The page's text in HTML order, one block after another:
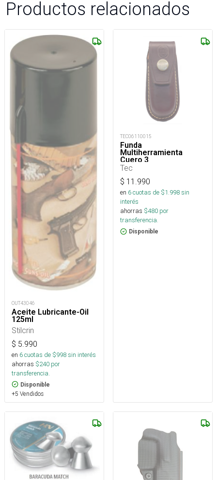
Productos relacionados
OUT43046
Aceite Lubricante-Oil
125ml
Stilcrin
$ 5.990
en 6cuotas de $998sin interés
ahorras $240 por
transferencia.
Disponible
+5 Vendidos
TEC06110015
Funda
Multiherramienta
Cuero 3
Tec
$ 11.990
en 6cuotas de $1.998sin
interés
ahorras $480 por
transferencia.
Disponible